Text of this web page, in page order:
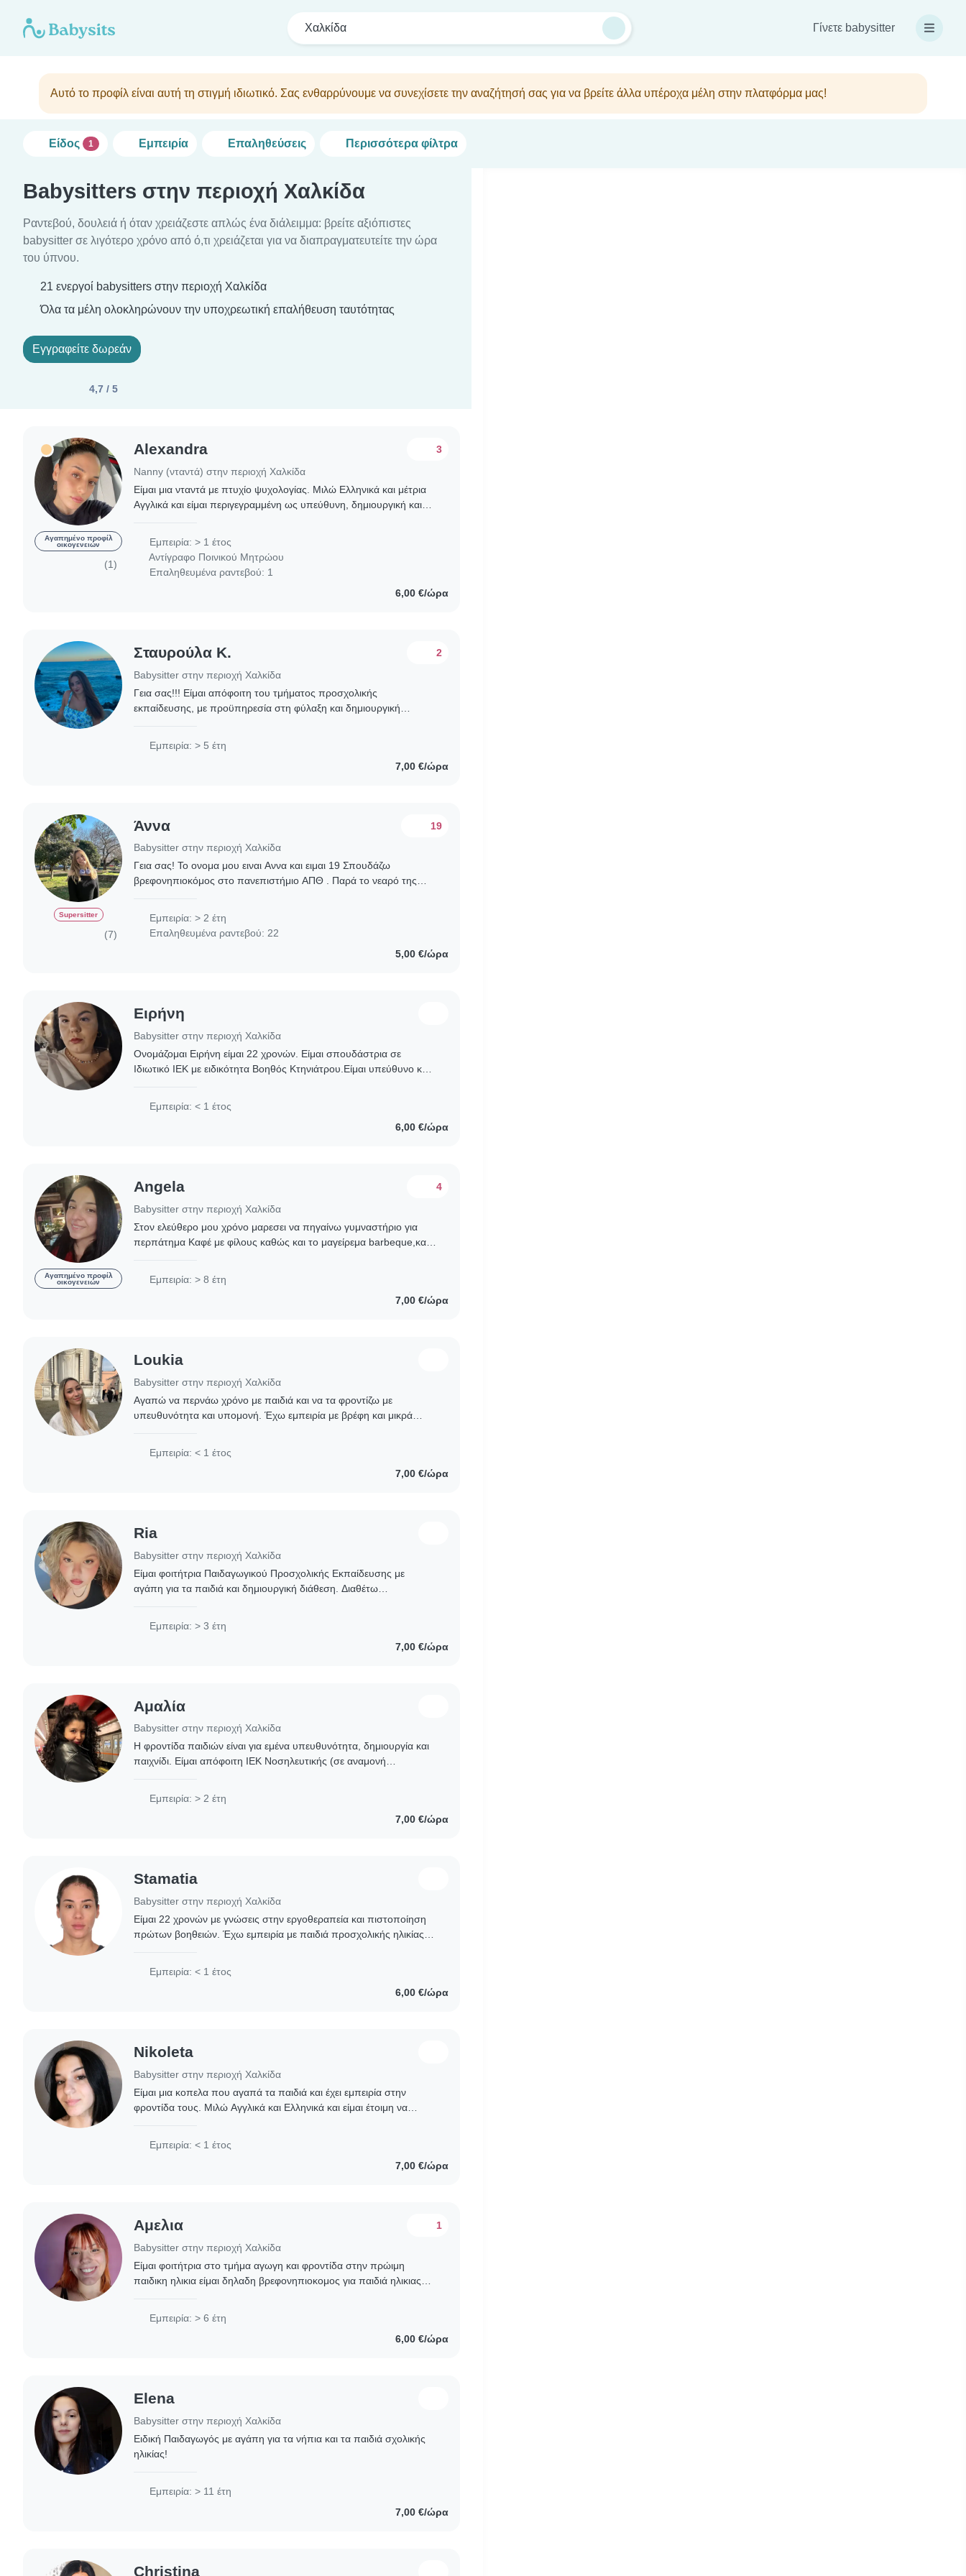
Χαλκίδα Γίνετε babysitter
Αυτό το προφίλ είναι αυτή τη στιγμή ιδιωτικό. Σας ενθαρρύνουμε να συνεχίσετε την αναζήτησή σας για να βρείτε άλλα υπέροχα μέλη στην πλατφόρμα μας!
Είδος 1 Εμπειρία Επαληθεύσεις Περισσότερα φίλτρα
Babysitters στην περιοχή Χαλκίδα
Ραντεβού, δουλειά ή όταν χρειάζεστε απλώς ένα διάλειμμα: βρείτε αξιόπιστες
babysitter σε λιγότερο χρόνο από ό,τι χρειάζεται για να διαπραγματευτείτε την ώρα
του ύπνου.
21 ενεργοί babysitters στην περιοχή Χαλκίδα
Όλα τα μέλη ολοκληρώνουν την υποχρεωτική επαλήθευση ταυτότητας
Εγγραφείτε δωρεάν
4,7 / 5
Αγαπημένο προφίλ
οικογενειών
(1)
Alexandra
Nanny (νταντά) στην περιοχή Χαλκίδα
3
Είμαι μια νταντά με πτυχίο ψυχολογίας. Μιλώ Ελληνικά και μέτρια
Αγγλικά και είμαι περιγεγραμμένη ως υπεύθυνη, δημιουργική και
Εμπειρία: > 1 έτος
Αντίγραφο Ποινικού Μητρώου
Επαληθευμένα ραντεβού: 1
6,00 €/ώρα
Σταυρούλα Κ.
Babysitter στην περιοχή Χαλκίδα
2
Γεια σας!!! Είμαι απόφοιτη του τμήματος προσχολικής
εκπαίδευσης, με προϋπηρεσία στη φύλαξη και δημιουργική
Εμπειρία: > 5 έτη
7,00 €/ώρα
Supersitter
(7)
Άννα
Babysitter στην περιοχή Χαλκίδα
19
Γεια σας! Το ονομα μου ειναι Αννα και ειμαι 19 Σπουδάζω
βρεφονηπιοκόμος στο πανεπιστήμιο ΑΠΘ . Παρά το νεαρό της
Εμπειρία: > 2 έτη
Επαληθευμένα ραντεβού: 22
5,00 €/ώρα
Ειρήνη
Babysitter στην περιοχή Χαλκίδα
Ονομάζομαι Ειρήνη είμαι 22 χρονών. Είμαι σπουδάστρια σε
Ιδιωτικό ΙΕΚ με ειδικότητα Βοηθός Κτηνιάτρου.Είμαι υπεύθυνο και
Εμπειρία: < 1 έτος
6,00 €/ώρα
Αγαπημένο προφίλ
οικογενειών
Angela
Babysitter στην περιοχή Χαλκίδα
4
Στον ελεύθερο μου χρόνο μαρεσει να πηγαίνω γυμναστήριο για
περπάτημα Καφέ με φίλους καθώς και το μαγείρεμα barbeque,και
Εμπειρία: > 8 έτη
7,00 €/ώρα
Loukia
Babysitter στην περιοχή Χαλκίδα
Αγαπώ να περνάω χρόνο με παιδιά και να τα φροντίζω με
υπευθυνότητα και υπομονή. Έχω εμπειρία με βρέφη και μικρά
Εμπειρία: < 1 έτος
7,00 €/ώρα
Ria
Babysitter στην περιοχή Χαλκίδα
Είμαι φοιτήτρια Παιδαγωγικού Προσχολικής Εκπαίδευσης με
αγάπη για τα παιδιά και δημιουργική διάθεση. Διαθέτω
Εμπειρία: > 3 έτη
7,00 €/ώρα
Αμαλία
Babysitter στην περιοχή Χαλκίδα
Η φροντίδα παιδιών είναι για εμένα υπευθυνότητα, δημιουργία και
παιχνίδι. Είμαι απόφοιτη ΙΕΚ Νοσηλευτικής (σε αναμονή
Εμπειρία: > 2 έτη
7,00 €/ώρα
Stamatia
Babysitter στην περιοχή Χαλκίδα
Είμαι 22 χρονών με γνώσεις στην εργοθεραπεία και πιστοποίηση
πρώτων βοηθειών. Έχω εμπειρία με παιδιά προσχολικής ηλικίας
Εμπειρία: < 1 έτος
6,00 €/ώρα
Nikoleta
Babysitter στην περιοχή Χαλκίδα
Είμαι μια κοπελα που αγαπά τα παιδιά και έχει εμπειρία στην
φροντίδα τους. Μιλώ Αγγλικά και Ελληνικά και είμαι έτοιμη να
Εμπειρία: < 1 έτος
7,00 €/ώρα
Αμελια
Babysitter στην περιοχή Χαλκίδα
1
Είμαι φοιτήτρια στο τμήμα αγωγη και φροντίδα στην πρώιμη
παιδικη ηλικια είμαι δηλαδη βρεφονηπιοκομος για παιδιά ηλικιας
Εμπειρία: > 6 έτη
6,00 €/ώρα
Elena
Babysitter στην περιοχή Χαλκίδα
Ειδική Παιδαγωγός με αγάπη για τα νήπια και τα παιδιά σχολικής
ηλικίας!
Εμπειρία: > 11 έτη
7,00 €/ώρα
Christina